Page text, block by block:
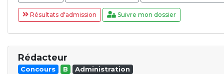
Résultats d'admission Suivre mon dossier
Rédacteur
Concours B Administration